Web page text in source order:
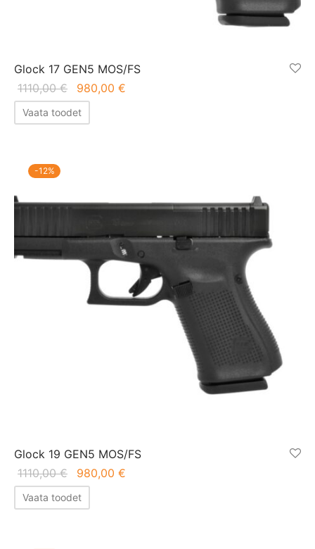
Glock 17 GEN5 MOS/FS
1110,00€
Algne
hind oli:
1110,00 €.
980,00 €
Vaata toodet
-12%
Glock 19 GEN5 MOS/FS
1110,00€
Algne
hind oli:
1110,00 €.
980,00 €
Vaata toodet